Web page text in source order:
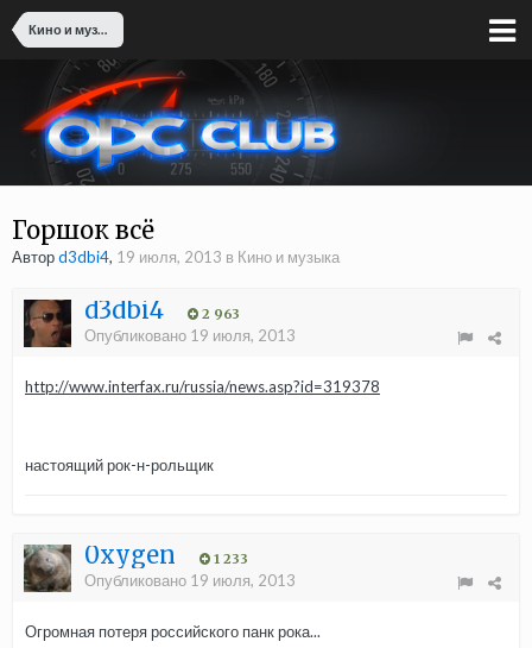
Кино и музыка
Горшок всё
Авторd3dbi4, 19 июля, 2013 в Кино и музыка
d3dbi4 2 963
Опубликовано 19 июля, 2013
http://www.interfax.ru/russia/news.asp?id=319378
настоящий рок-н-рольщик
0xygen 1 233
Опубликовано 19 июля, 2013
Огромная потеря российского панк рока...